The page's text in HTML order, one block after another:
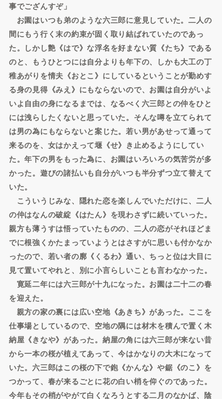
事でござんすぞ」
お園はいつも弟のような六三郎に意見していた。二人の
間にもう行く末の約束が固く取り結ばれていたのであっ
た。しかし艶《はで》な浮名を好まない質《たち》である
のと、もうひとつには自分よりも年下の、しかも大工の丁
稚あがりを情夫《おとこ》にしているということが勤めす
る身の見得《みえ》にもならないので、お園は自分がいよ
いよ自由の身になるまでは、なるべく六三郎との仲をひと
には洩らしたくないと思っていた。そんな噂を立てられて
は男の為にもならないと案じた。若い男があせって通って
来るのを、女はかえって堰《せ》き止めるようにしてい
た。年下の男をもった為に、お園はいろいろの気苦労が多
かった。遊びの諸払いも自分がいつも半分ずつ立て替えて
いた。
こういうじみな、隠れた恋を楽しんでいただけに、二人
の仲はなんの破綻《はたん》を現わさずに続いていった。
親方も薄うすは悟っていたものの、二人の恋がそれほどま
でに根強くかたまっていようとはさすがに思いも付かなか
ったので、若い者の廓《くるわ》通い、ちっと位は大目に
見て置いてやれと、別に小言らしいことも言わなかった。
寛延二年には六三郎が十九になった。お園は二十二の春
を迎えた。
親方の家の裏には広い空地《あきち》があった。ここを
仕事場としているので、空地の隅には材木を積んで置く木
納屋《きなや》があった。納屋の角には六三郎が来ない昔
から一本の桜が植えてあって、今はかなりの大木になって
いた。六三郎はこの桜の下で鉋《かんな》や鋸《のこ》を
つかって、春が来るごとに花の白い梢を仰ぐのであった。
今年もその梢がやがて白くなろうとする二月のなかば、陰